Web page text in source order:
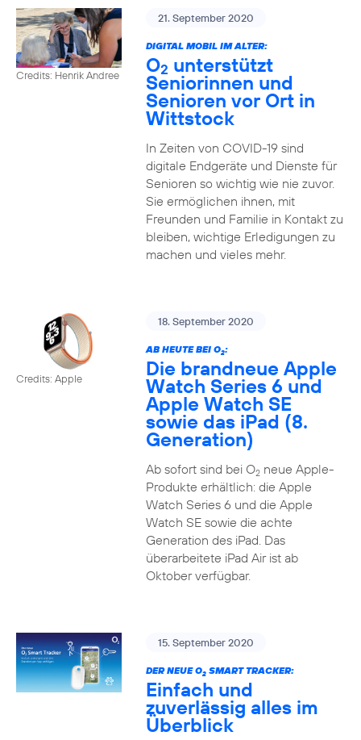
Credits: Henrik Andree
21. September 2020
DIGITAL MOBIL IM ALTER:
O2 unterstützt
Seniorinnen und
Senioren vor Ort in
Wittstock
In Zeiten von COVID-19 sind
digitale Endgeräte und Dienste für
Senioren so wichtig wie nie zuvor.
Sie ermöglichen ihnen, mit
Freunden und Familie in Kontakt zu
bleiben, wichtige Erledigungen zu
machen und vieles mehr.
Credits: Apple
18. September 2020
AB HEUTE BEI O2:
Die brandneue Apple
Watch Series 6 und
Apple Watch SE
sowie das iPad (8.
Generation)
Ab sofort sind bei O2neue Apple-
Produkte erhältlich: die Apple
Watch Series 6 und die Apple
Watch SE sowie die achte
Generation des iPad. Das
überarbeitete iPad Air ist ab
Oktober verfügbar.
15. September 2020
DER NEUE O2SMART TRACKER:
Einfach und
zuverlässig alles im
Überblick